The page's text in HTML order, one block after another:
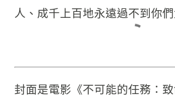
人、成千上百地永遠過不到你
封面是電影《不可能的任務：致